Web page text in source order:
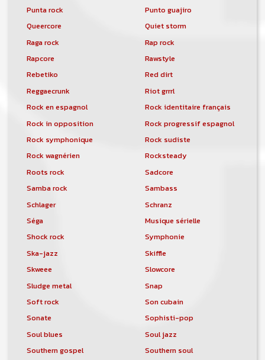
Punta rock
Punto guajiro
Queercore
Quiet storm
Raga rock
Rap rock
Rapcore
Rawstyle
Rebetiko
Red dirt
Reggaecrunk
Riot grrrl
Rock en espagnol
Rock identitaire français
Rock in opposition
Rock progressif espagnol
Rock symphonique
Rock sudiste
Rock wagnérien
Rocksteady
Roots rock
Sadcore
Samba rock
Sambass
Schlager
Schranz
Séga
Musique sérielle
Shock rock
Symphonie
Ska-jazz
Skiffle
Skweee
Slowcore
Sludge metal
Snap
Soft rock
Son cubain
Sonate
Sophisti-pop
Soul blues
Soul jazz
Southern gospel
Southern soul